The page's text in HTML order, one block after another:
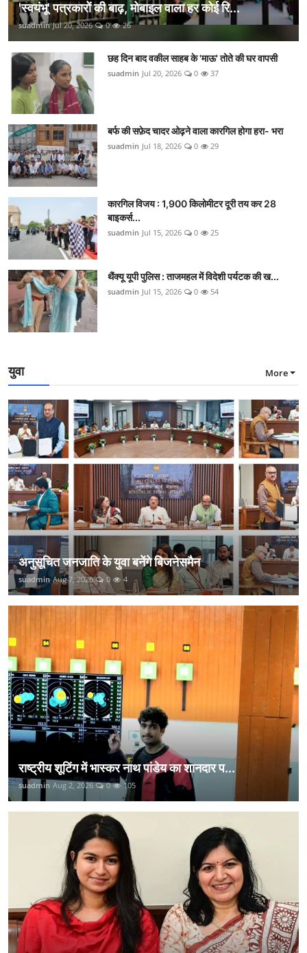
'स्वयंभू' पत्रकारों की बाढ़, मोबाइल वाला हर कोई रि...
suadmin Jul 20, 2026 0 26
छह दिन बाद वकील साहब के 'माऊ' तोते की घर वापसी
suadmin Jul 20, 2026 0 37
बर्फ की सफ़ेद चादर ओढ़ने वाला कारगिल होगा हरा- भरा
suadmin Jul 18, 2026 0 29
कारगिल विजय : 1,900 किलोमीटर दूरी तय कर 28
बाइकर्स...
suadmin Jul 15, 2026 0 25
थैंक्यू यूपी पुलिस : ताजमहल में विदेशी पर्यटक की ख...
suadmin Jul 15, 2026 0 54
युवा More
अनुसूचित जनजाति के युवा बनेंगे बिजनेसमैन
suadmin Aug 7, 2026 0 4
राष्ट्रीय शूटिंग में भास्कर नाथ पांडेय का शानदार प...
suadmin Aug 2, 2026 0 105